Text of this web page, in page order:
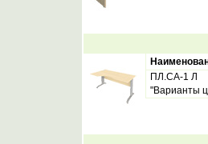
ПЛ.СА-1 Л
"Варианты